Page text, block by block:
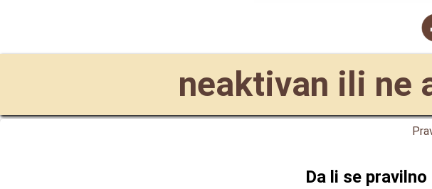
neaktivan ili ne
Da li se pravilno